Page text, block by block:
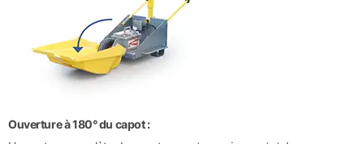
Ouverture à 180° du capot :